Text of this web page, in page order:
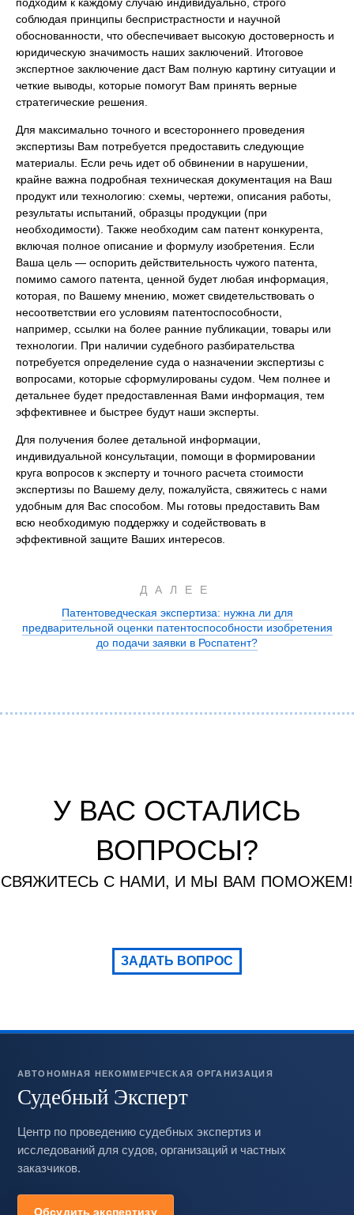
соблюдая принципы беспристрастности и научной
обоснованности, что обеспечивает высокую достоверность и
юридическую значимость наших заключений. Итоговое
экспертное заключение даст Вам полную картину ситуации и
четкие выводы, которые помогут Вам принять верные
стратегические решения.
Для максимально точного и всестороннего проведения
экспертизы Вам потребуется предоставить следующие
материалы. Если речь идет об обвинении в нарушении,
крайне важна подробная техническая документация на Ваш
продукт или технологию: схемы, чертежи, описания работы,
результаты испытаний, образцы продукции (при
необходимости). Также необходим сам патент конкурента,
включая полное описание и формулу изобретения. Если
Ваша цель — оспорить действительность чужого патента,
помимо самого патента, ценной будет любая информация,
которая, по Вашему мнению, может свидетельствовать о
несоответствии его условиям патентоспособности,
например, ссылки на более ранние публикации, товары или
технологии. При наличии судебного разбирательства
потребуется определение суда о назначении экспертизы с
вопросами, которые сформулированы судом. Чем полнее и
детальнее будет предоставленная Вами информация, тем
эффективнее и быстрее будут наши эксперты.
Для получения более детальной информации,
индивидуальной консультации, помощи в формировании
круга вопросов к эксперту и точного расчета стоимости
экспертизы по Вашему делу, пожалуйста, свяжитесь с нами
удобным для Вас способом. Мы готовы предоставить Вам
всю необходимую поддержку и содействовать в
эффективной защите Ваших интересов.
ДАЛЕЕ
Патентоведческая экспертиза: нужна ли для
предварительной оценки патентоспособности изобретения
до подачи заявки в Роспатент?
У ВАС ОСТАЛИСЬ
ВОПРОСЫ?
СВЯЖИТЕСЬ С НАМИ, И МЫ ВАМ ПОМОЖЕМ!
ЗАДАТЬ ВОПРОС
АВТОНОМНАЯ НЕКОММЕРЧЕСКАЯ ОРГАНИЗАЦИЯ
Судебный Эксперт
Центр по проведению судебных экспертиз и
исследований для судов, организаций и частных
заказчиков.
Обсудить экспертизу